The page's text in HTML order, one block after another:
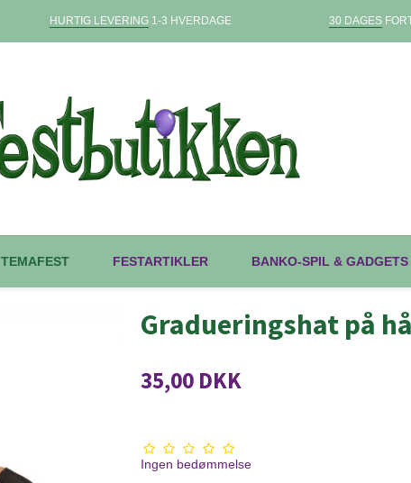
HURTIG LEVERING1-3 HVERDAGE 30 DAGES
TEMAFEST FESTARTIKLER BANKO-SPIL & GADGETS
Gradueringshat på
35,00 DKK
Ingen bedømmelse